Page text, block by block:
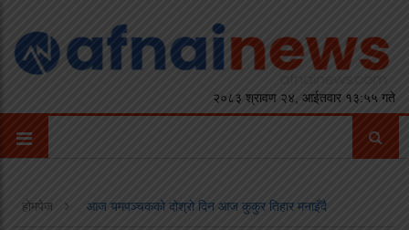
२०८३ श्रावण २४, आईतवार १३:५५ गते
होमपेज आज यमपञ्चकको दोश्रो दिन आज कुकुर तिहार मनाइँदै